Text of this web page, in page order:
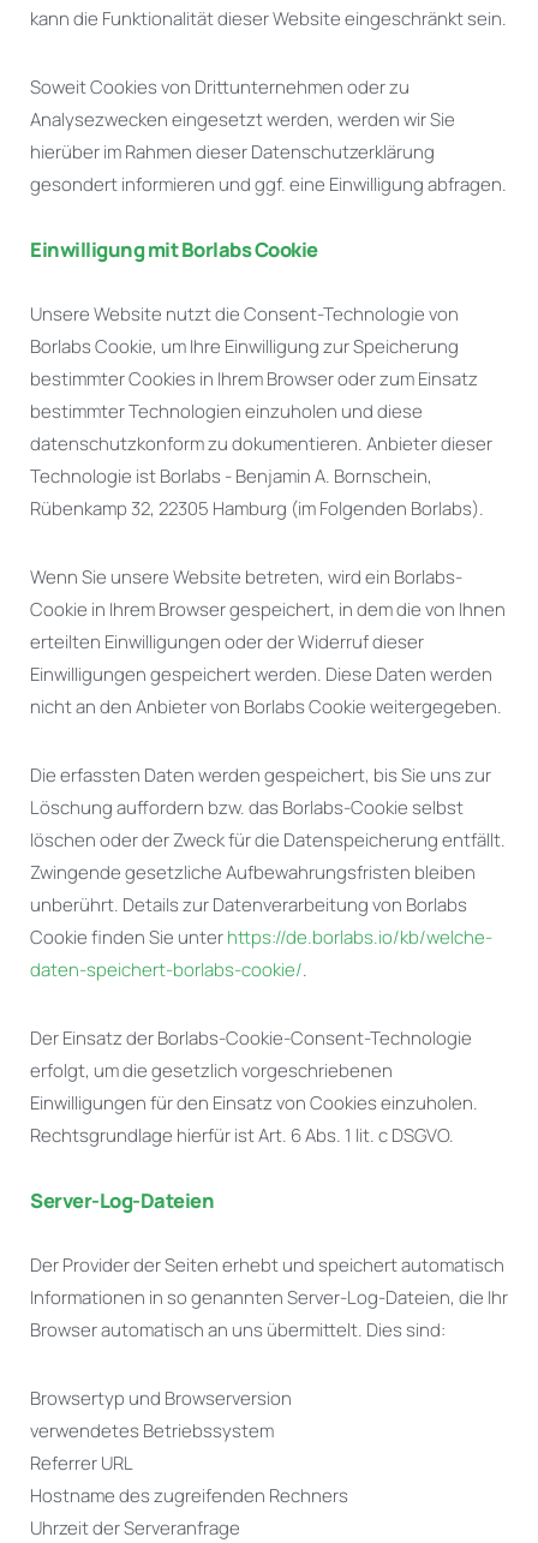
kann die Funktionalität dieser Website eingeschränkt sein.
Soweit Cookies von Drittunternehmen oder zu
Analysezwecken eingesetzt werden, werden wir Sie
hierüber im Rahmen dieser Datenschutzerklärung
gesondert informieren und ggf. eine Einwilligung abfragen.
Einwilligung mit Borlabs Cookie
Unsere Website nutzt die Consent-Technologie von
Borlabs Cookie, um Ihre Einwilligung zur Speicherung
bestimmter Cookies in Ihrem Browser oder zum Einsatz
bestimmter Technologien einzuholen und diese
datenschutzkonform zu dokumentieren. Anbieter dieser
Technologie ist Borlabs - Benjamin A. Bornschein,
Rübenkamp 32, 22305 Hamburg (im Folgenden Borlabs).
Wenn Sie unsere Website betreten, wird ein Borlabs-
Cookie in Ihrem Browser gespeichert, in dem die von Ihnen
erteilten Einwilligungen oder der Widerruf dieser
Einwilligungen gespeichert werden. Diese Daten werden
nicht an den Anbieter von Borlabs Cookie weitergegeben.
Die erfassten Daten werden gespeichert, bis Sie uns zur
Löschung auffordern bzw. das Borlabs-Cookie selbst
löschen oder der Zweck für die Datenspeicherung entfällt.
Zwingende gesetzliche Aufbewahrungsfristen bleiben
unberührt. Details zur Datenverarbeitung von Borlabs
Cookie finden Sie unterhttps://de.borlabs.io/kb/welche-
daten-speichert-borlabs-cookie/.
Der Einsatz der Borlabs-Cookie-Consent-Technologie
erfolgt, um die gesetzlich vorgeschriebenen
Einwilligungen für den Einsatz von Cookies einzuholen.
Rechtsgrundlage hierfür ist Art. 6 Abs. 1 lit. c DSGVO.
Server-Log-Dateien
Der Provider der Seiten erhebt und speichert automatisch
Informationen in so genannten Server-Log-Dateien, die Ihr
Browser automatisch an uns übermittelt. Dies sind:
Browsertyp und Browserversion
verwendetes Betriebssystem
Referrer URL
Hostname des zugreifenden Rechners
Uhrzeit der Serveranfrage